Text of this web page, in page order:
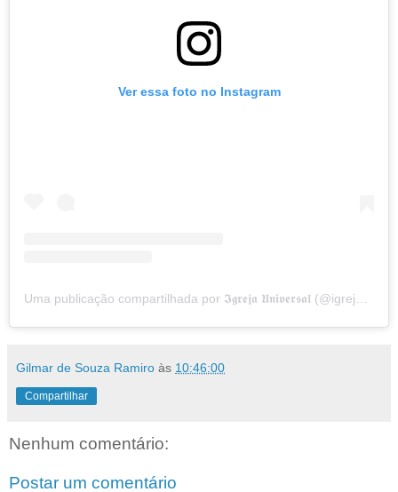
Ver essa foto no Instagram
Uma publicação compartilhada por 𝕴𝖌𝖗𝖊𝖏𝖆 𝖀𝖓𝖎𝖛𝖊𝖗𝖘𝖆𝖑 (@igrejauniversal)
Gilmar de Souza Ramiro às 10:46:00
Compartilhar
Nenhum comentário:
Postar um comentário